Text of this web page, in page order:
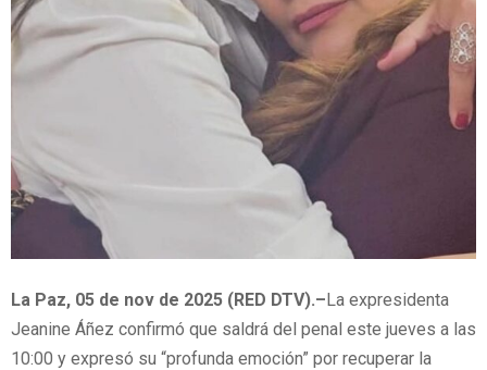
La Paz, 05 de nov de 2025 (RED DTV).–La expresidenta
Jeanine Áñez confirmó que saldrá del penal este jueves a las
10:00 y expresó su “profunda emoción” por recuperar la